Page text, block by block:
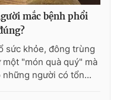
mắc bệnh phổi
sức khỏe, đông trùng
"món quà quý" mà
người có tổn...